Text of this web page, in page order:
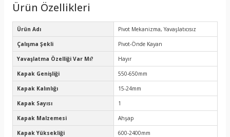
Ürün Özellikleri
Ürün Adı Pivot Mekanizma, Yavaşlatıcısız
Çalışma Şekli Pivot-Önde Kayan
Yavaşlatma Özelliği Var Mı? Hayır
Kapak Genişliği 550-650mm
Kapak Kalınlığı 15-24mm
Kapak Sayısı 1
Kapak Malzemesi Ahşap
Kapak Yüksekliği 600-2400mm